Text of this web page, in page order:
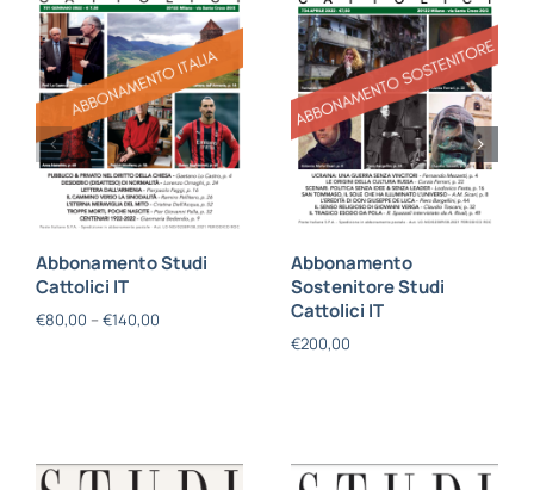
Abbonamento Studi
Cattolici IT
€80,00 – €140,00
Abbonamento
Sostenitore Studi
Cattolici IT
€200,00